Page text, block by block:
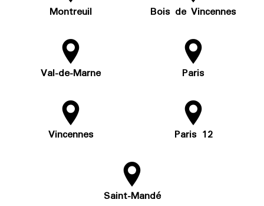
Montreuil Bois de Vincennes
Val-de-Marne Paris
Vincennes Paris 12
Saint-Mandé